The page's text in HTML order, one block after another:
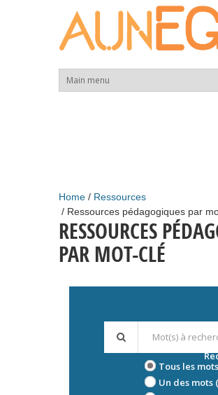
Home
Ressources
Ressources pédagogiques par
RESSOURCES
PAR MOT-CLÉ
Tous les
Un des mots